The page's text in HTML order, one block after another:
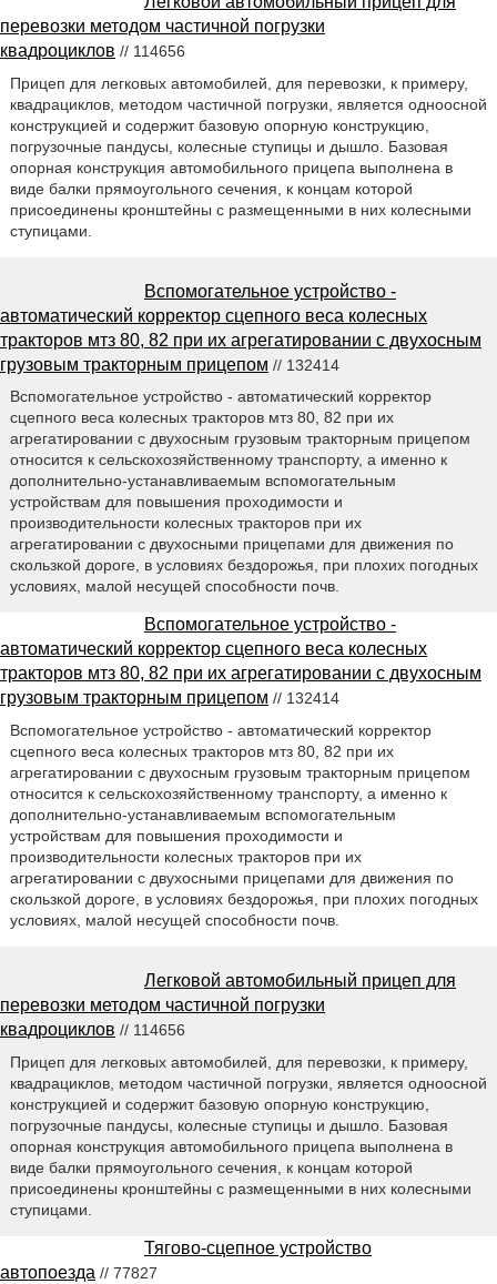
перевозки методом частичной погрузки
квадроциклов // 114656
Прицеп для легковых автомобилей, для перевозки, к примеру,
квадрациклов, методом частичной погрузки, является одноосной
конструкцией и содержит базовую опорную конструкцию,
погрузочные пандусы, колесные ступицы и дышло. Базовая
опорная конструкция автомобильного прицепа выполнена в
виде балки прямоугольного сечения, к концам которой
присоединены кронштейны с размещенными в них колесными
ступицами.
Вспомогательное устройство -
автоматический корректор сцепного веса колесных
тракторов мтз 80, 82 при их агрегатировании с двухосным
грузовым тракторным прицепом // 132414
Вспомогательное устройство - автоматический корректор
сцепного веса колесных тракторов мтз 80, 82 при их
агрегатировании с двухосным грузовым тракторным прицепом
относится к сельскохозяйственному транспорту, а именно к
дополнительно-устанавливаемым вспомогательным
устройствам для повышения проходимости и
производительности колесных тракторов при их
агрегатировании с двухосными прицепами для движения по
скользкой дороге, в условиях бездорожья, при плохих погодных
условиях, малой несущей способности почв.
Вспомогательное устройство -
автоматический корректор сцепного веса колесных
тракторов мтз 80, 82 при их агрегатировании с двухосным
грузовым тракторным прицепом // 132414
Вспомогательное устройство - автоматический корректор
сцепного веса колесных тракторов мтз 80, 82 при их
агрегатировании с двухосным грузовым тракторным прицепом
относится к сельскохозяйственному транспорту, а именно к
дополнительно-устанавливаемым вспомогательным
устройствам для повышения проходимости и
производительности колесных тракторов при их
агрегатировании с двухосными прицепами для движения по
скользкой дороге, в условиях бездорожья, при плохих погодных
условиях, малой несущей способности почв.
Легковой автомобильный прицеп для
перевозки методом частичной погрузки
квадроциклов // 114656
Прицеп для легковых автомобилей, для перевозки, к примеру,
квадрациклов, методом частичной погрузки, является одноосной
конструкцией и содержит базовую опорную конструкцию,
погрузочные пандусы, колесные ступицы и дышло. Базовая
опорная конструкция автомобильного прицепа выполнена в
виде балки прямоугольного сечения, к концам которой
присоединены кронштейны с размещенными в них колесными
ступицами.
Тягово-сцепное устройство
автопоезда // 77827